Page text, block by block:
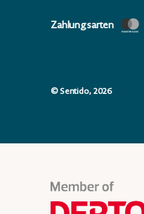
Zahlungsarten
© Sentido, 2026